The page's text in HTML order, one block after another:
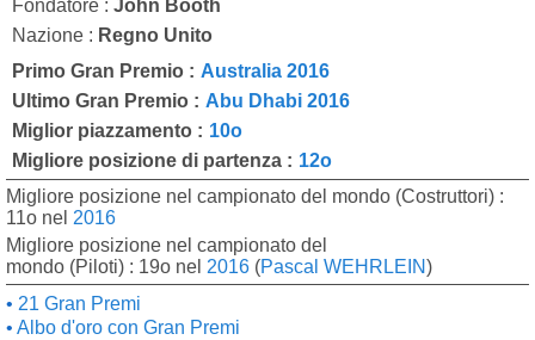
Fondatore : John Booth
Nazione : Regno Unito
Primo Gran Premio : Australia 2016
Ultimo Gran Premio : Abu Dhabi 2016
Miglior piazzamento : 10o
Migliore posizione di partenza : 12o
Migliore posizione nel campionato del mondo (Costruttori) :
11o nel 2016
Migliore posizione nel campionato del
mondo (Piloti) : 19o nel 2016 (Pascal WEHRLEIN)
21 Gran Premi
Albo d'oro con Gran Premi